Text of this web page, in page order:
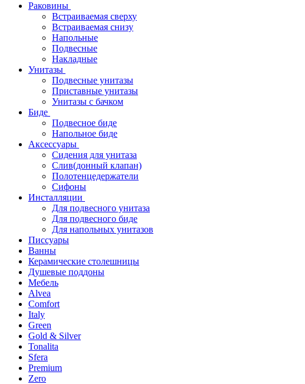
Раковины
Встраиваемая сверху
Встраиваемая снизу
Напольные
Подвесные
Накладные
Унитазы
Подвесные унитазы
Приставные унитазы
Унитазы с бачком
Биде
Подвесное биде
Напольное биде
Аксессуары
Сидения для унитаза
Слив(донный клапан)
Полотенцедержатели
Сифоны
Инсталляции
Для подвесного унитаза
Для подвесного биде
Для напольных унитазов
Писсуары
Ванны
Керамические столешницы
Душевые поддоны
Мебель
Alvea
Comfort
Italy
Green
Gold & Silver
Tonalita
Sfera
Premium
Zero